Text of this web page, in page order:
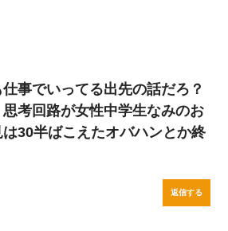
事でいってる出先の話だろ？
考回路が女性中学生なみのお
30半ばこえたオバハンとか終
返信する